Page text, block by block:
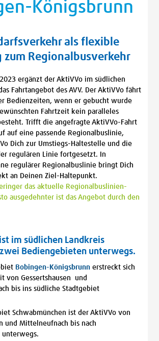
Königsbrunn
als flexible
zum Regionalbusverkehr
ergänzt der AktiVVo im südlichen
Fahrtangebot des AVV. Der AktiVVo fährt
Bedienzeiten, wenn er gebucht wurde
Fahrtzeit kein paralleles
Trifft die angefragte AktiVVo-Fahrt
auf eine passende Regionalbuslinie,
Dich zur Umstiegs-Haltestelle und die
regulären Linie fortgesetzt. In
regulärer Regionalbuslinie bringt Dich
an Deinen Ziel-Haltepunkt.
das aktuelle Regionalbuslinien-
ausgedehnter ist das Angebot durch den
im südlichen Landkreis
Bediengebieten unterwegs.
Bobingen-Königsbrunnerstreckt sich
von Gessertshausen und
bis ins südliche Stadtgebiet
Schwabmünchen ist der AktiVVo von
und Mittelneufnach bis nach
unterwegs.